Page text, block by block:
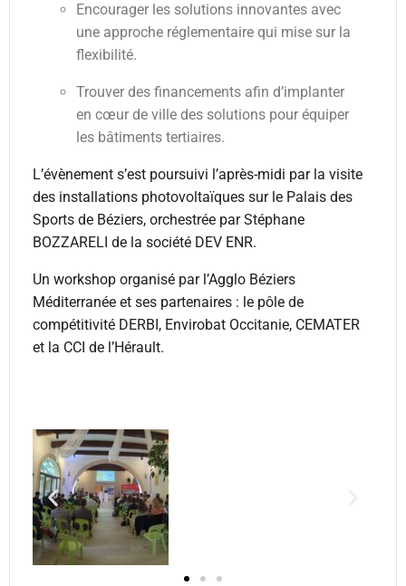
Encourager les solutions innovantes avec
une approche réglementaire qui mise sur la
flexibilité.
Trouver des financements afin d’implanter
en cœur de ville des solutions pour équiper
les bâtiments tertiaires.
L’évènement s’est poursuivi l’après-midi par la visite
des installations photovoltaïques sur le Palais des
Sports de Béziers, orchestrée par Stéphane
BOZZARELI de la société DEV ENR.
Un workshop organisé par l’Agglo Béziers
Méditerranée et ses partenaires : le pôle de
compétitivité DERBI, Envirobat Occitanie, CEMATER
et la CCI de l’Hérault.